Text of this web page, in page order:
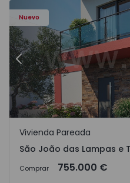
Nuevo
Anterior
São João das Lampas e
Vivienda Pareada
São João das Lampas e
Comprar 755.000 €